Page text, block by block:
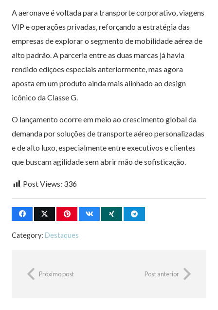
A aeronave é voltada para transporte corporativo, viagens
VIP e operações privadas, reforçando a estratégia das
empresas de explorar o segmento de mobilidade aérea de
alto padrão. A parceria entre as duas marcas já havia
rendido edições especiais anteriormente, mas agora
aposta em um produto ainda mais alinhado ao design
icônico da Classe G.
O lançamento ocorre em meio ao crescimento global da
demanda por soluções de transporte aéreo personalizadas
e de alto luxo, especialmente entre executivos e clientes
que buscam agilidade sem abrir mão de sofisticação.
Post Views: 336
Category: Destaques
Próximo post Post anterior